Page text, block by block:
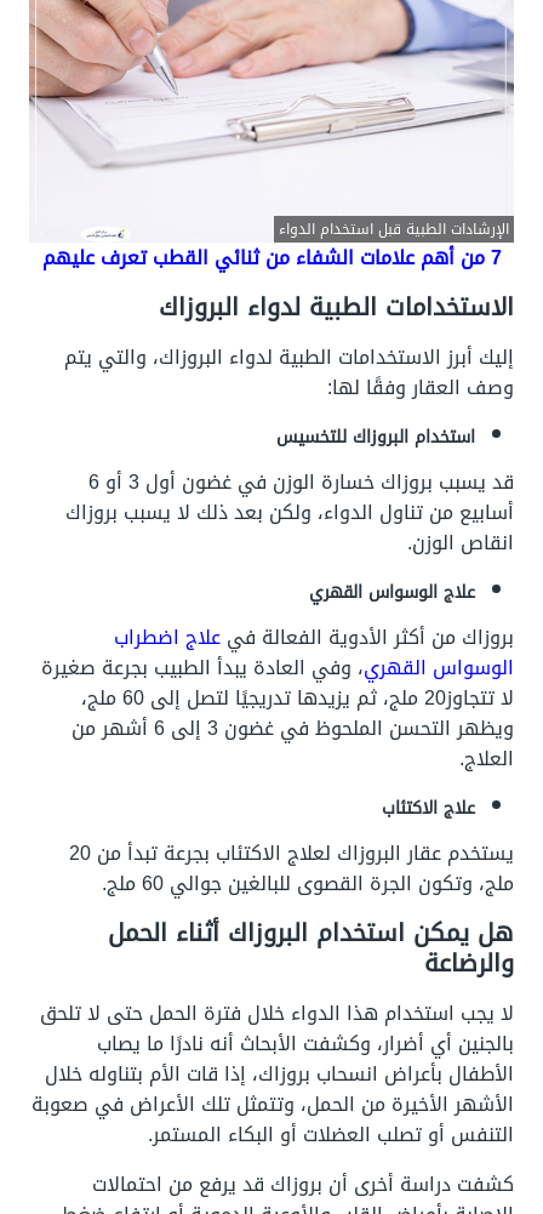
الإرشادات الطبية قبل استخدام الدواء
7 من أهم علامات الشفاء من ثنائي القطب تعرف عليهم
الاستخدامات الطبية لدواء البروزاك
إليك أبرز الاستخدامات الطبية لدواء البروزاك، والتي يتم
وصف العقار وفقًا لها:
استخدام البروزاك للتخسيس
قد يسبب بروزاك خسارة الوزن في غضون أول 3 أو 6
أسابيع من تناول الدواء، ولكن بعد ذلك لا يسبب بروزاك
انقاص الوزن.
علاج الوسواس القهري
بروزاك من أكثر الأدوية الفعالة فيعلاج اضطراب
الوسواس القهري، وفي العادة يبدأ الطبيب بجرعة صغيرة
لا تتجاوز20 ملج، ثم يزيدها تدريجيًا لتصل إلى 60 ملج،
ويظهر التحسن الملحوظ في غضون 3 إلى 6 أشهر من
العلاج.
علاج الاكتئاب
يستخدم عقار البروزاك لعلاج الاكتئاب بجرعة تبدأ من 20
ملج، وتكون الجرة القصوى للبالغين جوالي 60 ملج.
هل يمكن استخدام البروزاك أثناء الحمل
والرضاعة
لا يجب استخدام هذا الدواء خلال فترة الحمل حتى لا تلحق
بالجنين أي أضرار، وكشفت الأبحاث أنه نادرًا ما يصاب
الأطفال بأعراض انسحاب بروزاك، إذا قات الأم بتناوله خلال
الأشهر الأخيرة من الحمل، وتتمثل تلك الأعراض في صعوبة
التنفس أو تصلب العضلات أو البكاء المستمر.
كشفت دراسة أخرى أن بروزاك قد يرفع من احتمالات